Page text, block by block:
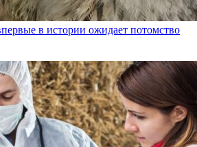
в истории ожидает потомство